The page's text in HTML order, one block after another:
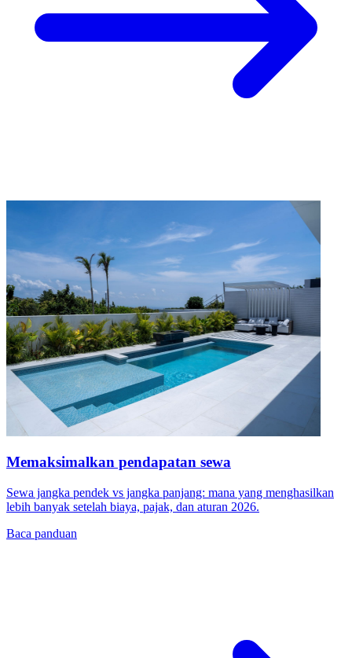
Memaksimalkan pendapatan sewa
Sewa jangka pendek vs jangka panjang: mana yang menghasilkan
lebih banyak setelah biaya, pajak, dan aturan 2026.
Baca panduan